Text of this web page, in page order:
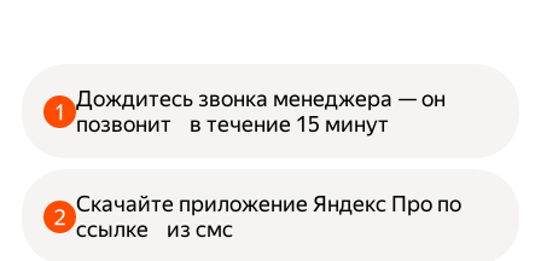
Дождитесь звонка менеджера — он
позвонит в течение 15 минут
Скачайте приложение Яндекс Про по
ссылке из смс